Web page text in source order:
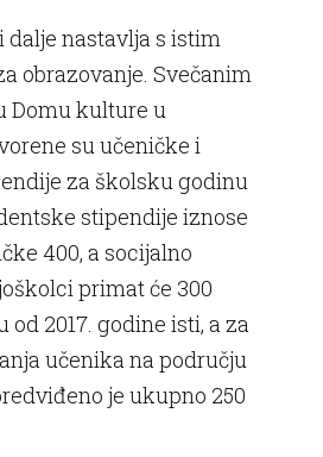
dalje nastavlja s istim
obrazovanje. Svečanim
Domu kulture u
su učeničke i
za školsku godinu
stipendije iznose
400, a socijalno
primat će 300
2017. godine isti, a za
učenika na području
je ukupno 250